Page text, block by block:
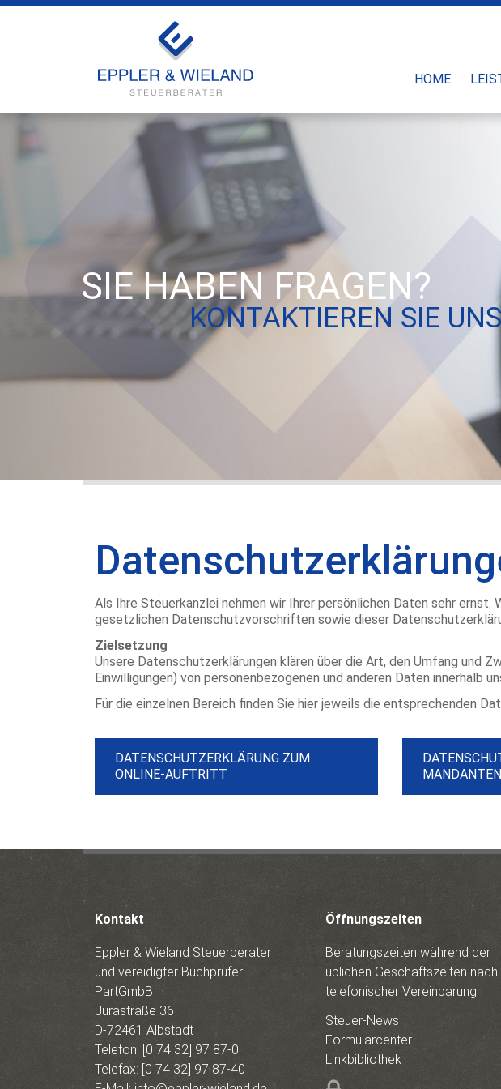
HOME
SIE HABEN FRAGEN?
KONTAKTIEREN SIE UNS
Als Ihre Steuerkanzlei nehmen wir Ihrer persönlichen Daten sehr
gesetzlichen Datenschutzvorschriften sowie dieser
Zielsetzung
Unsere Datenschutzerklärungen klären über die Art, den Umfang und
Einwilligungen) von personenbezogenen und anderen Daten innerhalb
Für die einzelnen Bereich finden Sie hier jeweils die entsprechenden
DATENSCHUTZERKLÄRUNG ZUM
ONLINE-AUFTRITT
MANDANTEN
Kontakt
Eppler & Wieland Steuerberater
und vereidigter Buchprüfer
PartGmbB
Jurastraße 36
D-72461 Albstadt
Telefon: [0 74 32] 97 87-0
Telefax: [0 74 32] 97 87-40
Öffnungszeiten
Beratungszeiten während der
üblichen Geschäftszeiten nach
telefonischer Vereinbarung
Steuer-News
Formularcenter
Linkbibliothek